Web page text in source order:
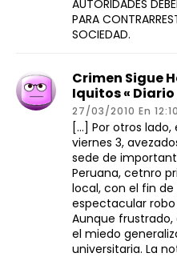
AUTORIDADES
PARA
SOCIEDAD.
Crimen Sigue
Iquitos « Diario
27/03/2010 En
[…] Por otros
viernes 3,
sede de
Peruana, cetnro
local, con el fin
espectacular
Aunque
el miedo
universitaria. La